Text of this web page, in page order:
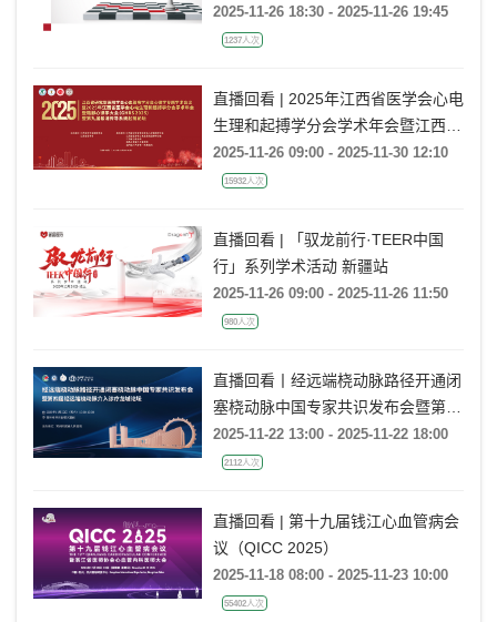
考
2025-11-26 18:30 - 2025-11-26 19:45
1237人次
直播回看 | 2025年江西省医学会心电
生理和起搏学分会学术年会暨江西省
研究型医院学会心血管病学分会心律
学专题学术会议暨赣鄱心律学大会
系统起搏论坛
2025-11-26 09:00 - 2025-11-30 12:10
15932人次
直播回看 | 「驭龙前行·TEER中国
行」系列学术活动 新疆站
2025-11-26 09:00 - 2025-11-26 11:50
980人次
直播回看丨经远端桡动脉路径开通闭
塞桡动脉中国专家共识发布会暨第四
届经远端桡动脉介入诊疗龙城论坛
2025-11-22 13:00 - 2025-11-22 18:00
2112人次
直播回看 | 第十九届钱江心血管病会
议（QICC 2025）
2025-11-18 08:00 - 2025-11-23 10:00
55402人次